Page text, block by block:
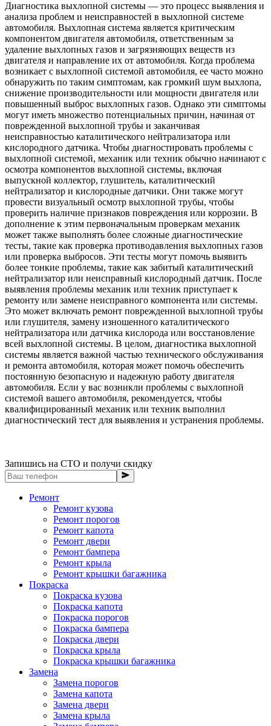
Диагностика выхлопной системы — это процесс выявления и
анализа проблем и неисправностей в выхлопной системе
автомобиля. Выхлопная система является критическим
компонентом двигателя автомобиля, ответственным за
удаление выхлопных газов и загрязняющих веществ из
двигателя и направление их от автомобиля. Когда проблема
возникает с выхлопной системой автомобиля, ее часто можно
обнаружить по таким симптомам, как громкий шум выхлопа,
снижение производительности или мощности двигателя или
повышенный выброс выхлопных газов. Однако эти симптомы
могут иметь множество потенциальных причин, начиная от
поврежденной выхлопной трубы и заканчивая
неисправностью каталитического нейтрализатора или
кислородного датчика. Чтобы диагностировать проблемы с
выхлопной системой, механик или техник обычно начинают с
осмотра компонентов выхлопной системы, включая
выпускной коллектор, глушитель, каталитический
нейтрализатор и кислородные датчики. Они также могут
провести визуальный осмотр выхлопной трубы, чтобы
проверить наличие признаков повреждения или коррозии. В
дополнение к этим первоначальным проверкам механик
может также выполнять более сложные диагностические
тесты, такие как проверка противодавления выхлопных газов
или проверка выбросов. Эти тесты могут помочь выявить
более тонкие проблемы, такие как забитый каталитический
нейтрализатор или неисправный кислородный датчик. После
выявления проблемы механик или техник приступает к
ремонту или замене неисправного компонента или системы.
Это может включать ремонт поврежденной выхлопной трубы
или глушителя, замену изношенного каталитического
нейтрализатора или датчика кислорода или восстановление
всей выхлопной системы. В целом, диагностика выхлопной
системы является важной частью технического обслуживания
и ремонта автомобиля, которая может помочь обеспечить
постоянную безопасную и надежную работу двигателя
автомобиля. Если у вас возникли проблемы с выхлопной
системой вашего автомобиля, рекомендуется, чтобы
квалифицированный механик или техник выполнил
диагностический тест для выявления и устранения проблемы.
Запишись на СТО и получи скидку
Ремонт
Ремонт кузова
Ремонт порогов
Ремонт капота
Ремонт двери
Ремонт бампера
Ремонт крыла
Ремонт крышки багажника
Покраска
Покраска кузова
Покраска капота
Покраска порогов
Покраска бампера
Покраска двери
Покраска крыла
Покраска крышки багажника
Замена
Замена порогов
Замена капота
Замена двери
Замена крыла